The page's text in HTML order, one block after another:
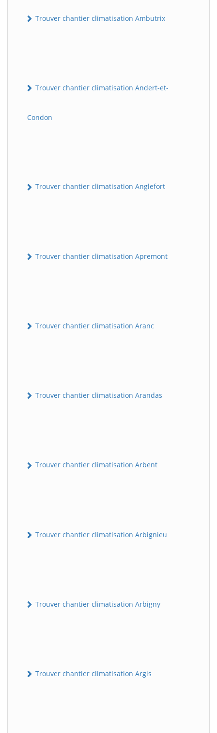
Trouver chantier climatisation Ambutrix
Trouver chantier climatisation Andert-et-
Condon
Trouver chantier climatisation Anglefort
Trouver chantier climatisation Apremont
Trouver chantier climatisation Aranc
Trouver chantier climatisation Arandas
Trouver chantier climatisation Arbent
Trouver chantier climatisation Arbignieu
Trouver chantier climatisation Arbigny
Trouver chantier climatisation Argis